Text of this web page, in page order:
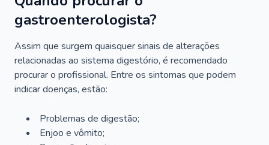
gastroenterologista?
Assim que surgem quaisquer sinais de alterações
relacionadas ao sistema digestório, é recomendado
procurar o profissional. Entre os sintomas que podem
indicar doenças, estão:
Problemas de digestão;
Enjoo e vômito;